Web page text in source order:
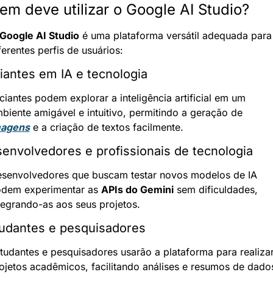
deve utilizar o Google AI Studio?
AI Studio é uma plataforma versátil adequada para
perfis de usuários:
em IA e tecnologia
podem explorar a inteligência artificial em um
ambiente amigável e intuitivo, permitindo a geração de
e a criação de textos facilmente.
e profissionais de tecnologia
que buscam testar novos modelos de IA
experimentar as APIs do Gemini sem dificuldades,
as aos seus projetos.
e pesquisadores
e pesquisadores usarão a plataforma para
acadêmicos, facilitando análises e resumos de